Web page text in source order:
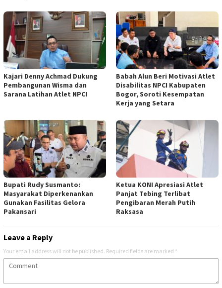
Kajari Denny Achmad Dukung
Pembangunan Wisma dan
Sarana Latihan Atlet NPCI
Babah Alun Beri Motivasi Atlet
Disabilitas NPCI Kabupaten
Bogor, Soroti Kesempatan
Kerja yang Setara
Bupati Rudy Susmanto:
Masyarakat Diperkenankan
Gunakan Fasilitas Gelora
Pakansari
Ketua KONI Apresiasi Atlet
Panjat Tebing Terlibat
Pengibaran Merah Putih
Raksasa
Leave a Reply
Your email address will not be published. Required fields are marked *